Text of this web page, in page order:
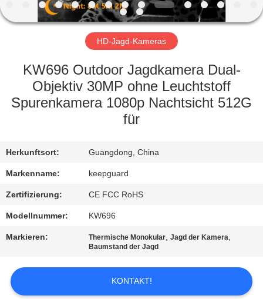
ÜBER
WERKSBESICHTIGUNG
QUALITÄTSKONTROLLE
KONTAKT
MIT
UNS
NEUIGKEITEN
BITTE
UM
HD-Jagd-Kameras
KW696 Outdoor Jagdkamera Dual-
Objektiv 30MP ohne Leuchtstoff
Spurenkamera 1080p Nachtsicht 512G
für
Herkunftsort: Guangdong, China
Markenname: keepguard
Zertifizierung: CE FCC RoHS
Modellnummer: KW696
Markieren: Thermische Monokular,Jagd der Kamera,
Baumstand der Jagd
KONTAKT!